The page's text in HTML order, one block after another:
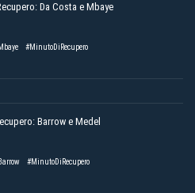
Da Costa e Mbaye
#MinutoDiRecupero
Barrow e Medel
#MinutoDiRecupero